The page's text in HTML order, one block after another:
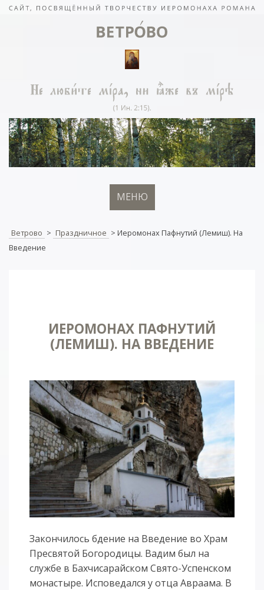
МЕНЮ
Ветрово > Праздничное > Иеромонах Пафнутий (Лемиш). На
Введение
ИЕРОМОНАХ ПАФНУТИЙ
(ЛЕМИШ). НА ВВЕДЕНИЕ
Закончилось бдение на Введение во Храм
Пресвятой Богородицы. Вадим был на
службе в Бахчисарайском Свято-Успенском
монастыре. Исповедался у отца Авраама. В